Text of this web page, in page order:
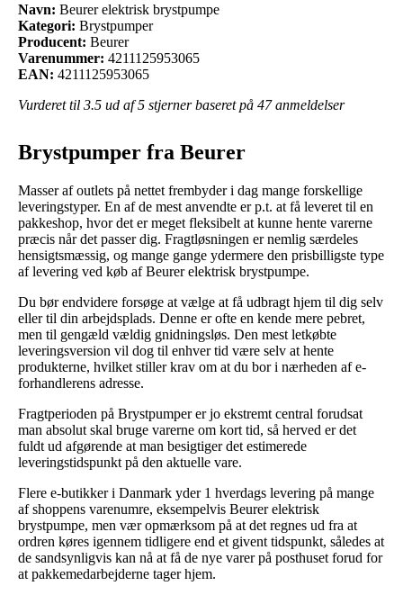
Navn: Beurer elektrisk brystpumpe
Kategori: Brystpumper
Producent: Beurer
Varenummer: 4211125953065
EAN: 4211125953065
Vurderet til 3.5 ud af 5 stjerner baseret på 47anmeldelser
Brystpumper fra Beurer
Masser af outlets på nettet frembyder i dag mange forskellige
leveringstyper. En af de mest anvendte er p.t. at få leveret til en
pakkeshop, hvor det er meget fleksibelt at kunne hente varerne
præcis når det passer dig. Fragtløsningen er nemlig særdeles
hensigtsmæssig, og mange gange ydermere den prisbilligste type
af levering ved køb af Beurer elektrisk brystpumpe.
Du bør endvidere forsøge at vælge at få udbragt hjem til dig selv
eller til din arbejdsplads. Denne er ofte en kende mere pebret,
men til gengæld vældig gnidningsløs. Den mest letkøbte
leveringsversion vil dog til enhver tid være selv at hente
produkterne, hvilket stiller krav om at du bor i nærheden af e-
forhandlerens adresse.
Fragtperioden på Brystpumper er jo ekstremt central forudsat
man absolut skal bruge varerne om kort tid, så herved er det
fuldt ud afgørende at man besigtiger det estimerede
leveringstidspunkt på den aktuelle vare.
Flere e-butikker i Danmark yder 1 hverdags levering på mange
af shoppens varenumre, eksempelvis Beurer elektrisk
brystpumpe, men vær opmærksom på at det regnes ud fra at
ordren køres igennem tidligere end et givent tidspunkt, således at
de sandsynligvis kan nå at få de nye varer på posthuset forud for
at pakkemedarbejderne tager hjem.